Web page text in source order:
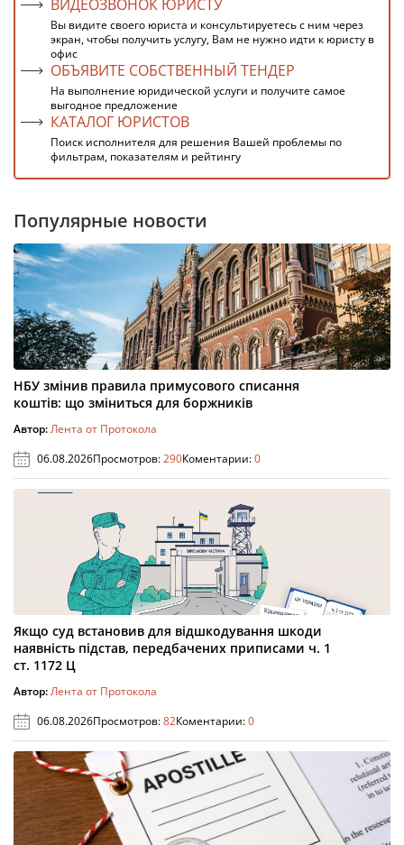
ВИДЕОЗВОНОК ЮРИСТУ
Вы видите своего юриста и консультируетесь с ним через
экран, чтобы получить услугу, Вам не нужно идти к юристу в
офис
ОБЪЯВИТЕ СОБСТВЕННЫЙ ТЕНДЕР
На выполнение юридической услуги и получите самое
выгодное предложение
КАТАЛОГ ЮРИСТОВ
Поиск исполнителя для решения Вашей проблемы по
фильтрам, показателям и рейтингу
Популярные новости
НБУ змінив правила примусового списання
коштів: що зміниться для боржників
Автор:Лента от Протокола
06.08.2026Просмотров:290Коментарии:0
Якщо суд встановив для відшкодування шкоди
наявність підстав, передбачених приписами ч. 1
ст. 1172 Ц
Автор:Лента от Протокола
06.08.2026Просмотров:82Коментарии:0